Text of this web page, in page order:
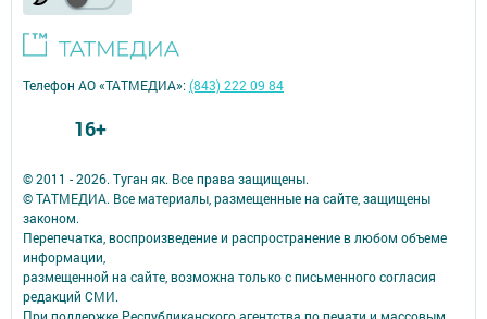
© 2011 - 2026. Туган як. Все права защищены.
© ТАТМЕДИА. Все материалы, размещенные на сайте, защищены
законом.
Перепечатка, воспроизведение и распространение в любом объеме
информации,
размещенной на сайте, возможна только с письменного согласия
редакций СМИ.
Телефон АО «ТАТМЕДИА»:(843) 222 09 84
16+